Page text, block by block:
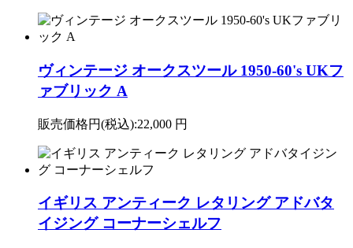
ヴィンテージ オークスツール 1950-60's UKフ
ァブリック A
販売価格円(税込):22,000 円
イギリス アンティーク レタリング アドバタ
イジング コーナーシェルフ